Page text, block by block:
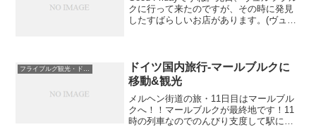
クに行って来たのですが、その時に発見
したすばらしいお店があります。(ヴュル
いんです...
フライブルグ観光・ドイツ国内と周辺国
ドイツ国内旅行-マールブルクに
移動&観光
メルヘン街道の旅・11日目はマールブル
クへ！！マールブルクが最終地です！11
時の列車なのでのんびり支度して駅に向